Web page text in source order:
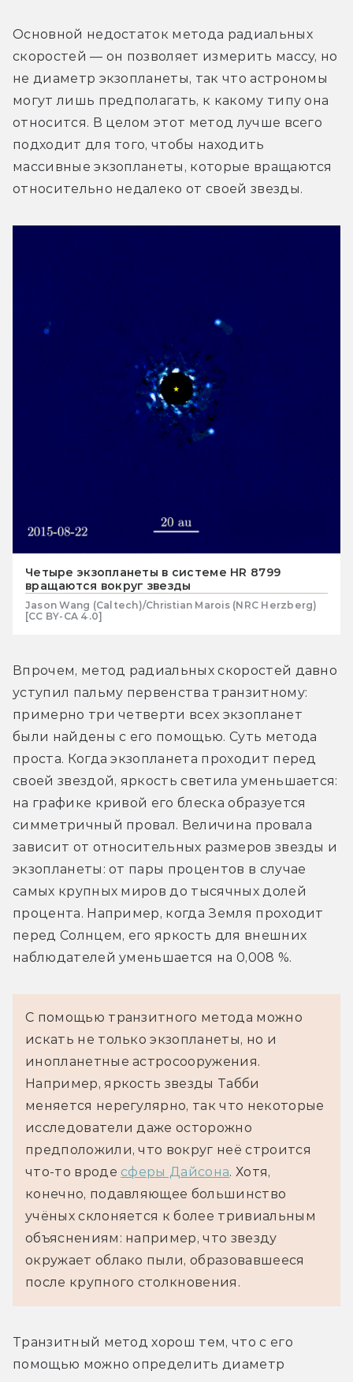
Основной недостаток метода радиальных
скоростей — он позволяет измерить массу, но
не диаметр экзопланеты, так что астрономы
могут лишь предполагать, к какому типу она
относится. В целом этот метод лучше всего
подходит для того, чтобы находить
массивные экзопланеты, которые вращаются
относительно недалеко от своей звезды.
Четыре экзопланеты в системе HR 8799
вращаются вокруг звезды
Jason Wang (Caltech)/Christian Marois (NRC Herzberg)
[СС BY-CA 4.0]
Впрочем, метод радиальных скоростей давно
уступил пальму первенства транзитному:
примерно три четверти всех экзопланет
были найдены с его помощью. Суть метода
проста. Когда экзопланета проходит перед
своей звездой, яркость светила уменьшается:
на графике кривой его блеска образуется
симметричный провал. Величина провала
зависит от относительных размеров звезды и
экзопланеты: от пары процентов в случае
самых крупных миров до тысячных долей
процента. Например, когда Земля проходит
перед Солнцем, его яркость для внешних
наблюдателей уменьшается на 0,008 %.
С помощью транзитного метода можно
искать не только экзопланеты, но и
инопланетные астросооружения.
Например, яркость звезды Табби
меняется нерегулярно, так что некоторые
исследователи даже осторожно
предположили, что вокруг неё строится
что-то вроде сферы Дайсона. Хотя,
конечно, подавляющее большинство
учёных склоняется к более тривиальным
объяснениям: например, что звезду
окружает облако пыли, образовавшееся
после крупного столкновения.
Транзитный метод хорош тем, что с его
помощью можно определить диаметр